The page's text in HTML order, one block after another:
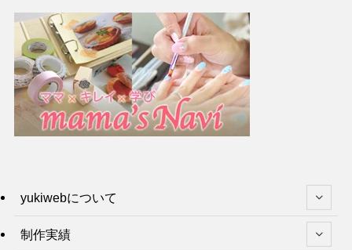
yukiwebについて
制作実績